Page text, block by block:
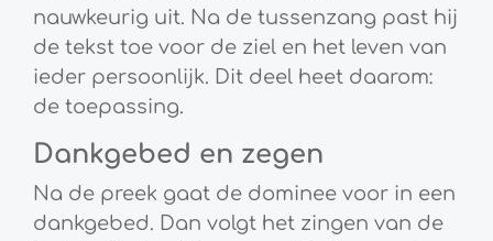
nauwkeurig uit. Na de tussenzang past hij
de tekst toe voor de ziel en het leven van
ieder persoonlijk. Dit deel heet daarom:
de toepassing.
Dankgebed en zegen
Na de preek gaat de dominee voor in een
dankgebed. Dan volgt het zingen van de